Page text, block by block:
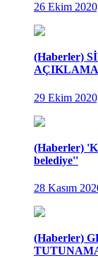
26 Ekim
(Haberler)
29 Ekim
(Haberler)
belediye''
28 Kasım
(Haberler)